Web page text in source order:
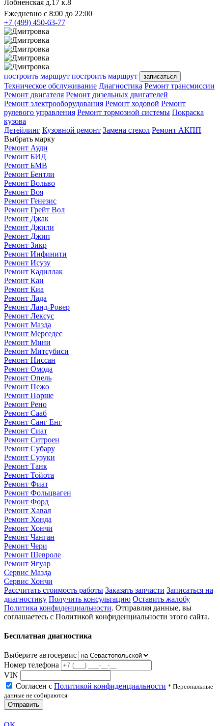
Лобненская д.17 к.8
Ежедневно с 8:00 до 22:00
+7 (499) 450-63-77
построить маршрут построить маршрут записаться
Техническое обслуживание Диагностика Ремонт трансмиссии
Ремонт двигателя Ремонт дизельных двигателей
Ремонт электрооборудования Ремонт ходовой Ремонт
рулевого управления Ремонт тормозной системы Покраска
кузова
Детейлинг Кузовной ремонт Замена стекол Ремонт АКПП
Выбрать марку
Ремонт Ауди
Ремонт БИД
Ремонт БМВ
Ремонт Бентли
Ремонт Вольво
Ремонт Воя
Ремонт Генезис
Ремонт Грейт Вол
Ремонт Джак
Ремонт Джили
Ремонт Джип
Ремонт Зикр
Ремонт Инфинити
Ремонт Исузу
Ремонт Кадиллак
Ремонт Каи
Ремонт Киа
Ремонт Лада
Ремонт Ланд-Ровер
Ремонт Лексус
Ремонт Мазда
Ремонт Мерседес
Ремонт Мини
Ремонт Митсубиси
Ремонт Ниссан
Ремонт Омода
Ремонт Опель
Ремонт Пежо
Ремонт Порше
Ремонт Рено
Ремонт Сааб
Ремонт Санг Енг
Ремонт Сиат
Ремонт Ситроен
Ремонт Субару
Ремонт Сузуки
Ремонт Танк
Ремонт Тойота
Ремонт Фиат
Ремонт Фольцваген
Ремонт Форд
Ремонт Хавал
Ремонт Хонда
Ремонт Хончи
Ремонт Чанган
Ремонт Чери
Ремонт Шевроле
Ремонт Ягуар
Сервис Мазда
Сервис Хончи
Рассчитать стоимость работы Заказать запчасти Записаться на
диагностику Получить консультацию Оставить жалобу
Политика конфиденциальности. Отправляя данные, вы
соглашаетесь с Политикой конфиденциальности этого сайта.
Бесплатная диагностика
Выберите автосервис
Номер телефона
VIN
Согласен с Политикой конфиденциальности * Персональные
данные не собираются
Отправить